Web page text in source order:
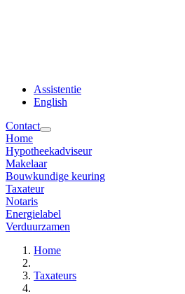
Assistentie
English
Contact
Home
Hypotheekadviseur
Makelaar
Bouwkundige keuring
Taxateur
Notaris
Energielabel
Verduurzamen
Home
Taxateurs